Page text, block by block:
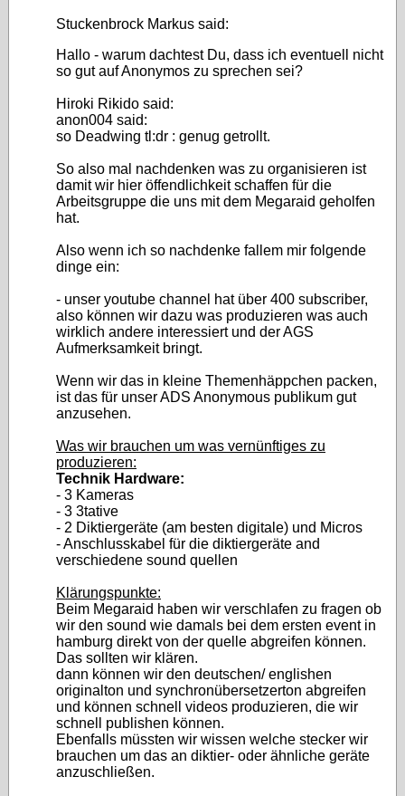
Stuckenbrock Markus said:
Hallo - warum dachtest Du, dass ich eventuell nicht
so gut auf Anonymos zu sprechen sei?
Hiroki Rikido said:
anon004 said:
so Deadwing tl:dr : genug getrollt.
So also mal nachdenken was zu organisieren ist
damit wir hier öffendlichkeit schaffen für die
Arbeitsgruppe die uns mit dem Megaraid geholfen
hat.
Also wenn ich so nachdenke fallem mir folgende
dinge ein:
- unser youtube channel hat über 400 subscriber,
also können wir dazu was produzieren was auch
wirklich andere interessiert und der AGS
Aufmerksamkeit bringt.
Wenn wir das in kleine Themenhäppchen packen,
ist das für unser ADS Anonymous publikum gut
anzusehen.
Was wir brauchen um was vernünftiges zu
produzieren:
Technik Hardware:
- 3 Kameras
- 3 3tative
- 2 Diktiergeräte (am besten digitale) und Micros
- Anschlusskabel für die diktiergeräte and
verschiedene sound quellen
Klärungspunkte:
Beim Megaraid haben wir verschlafen zu fragen ob
wir den sound wie damals bei dem ersten event in
hamburg direkt von der quelle abgreifen können.
Das sollten wir klären.
dann können wir den deutschen/ englishen
originalton und synchronübersetzerton abgreifen
und können schnell videos produzieren, die wir
schnell publishen können.
Ebenfalls müssten wir wissen welche stecker wir
brauchen um das an diktier- oder ähnliche geräte
anzuschließen.